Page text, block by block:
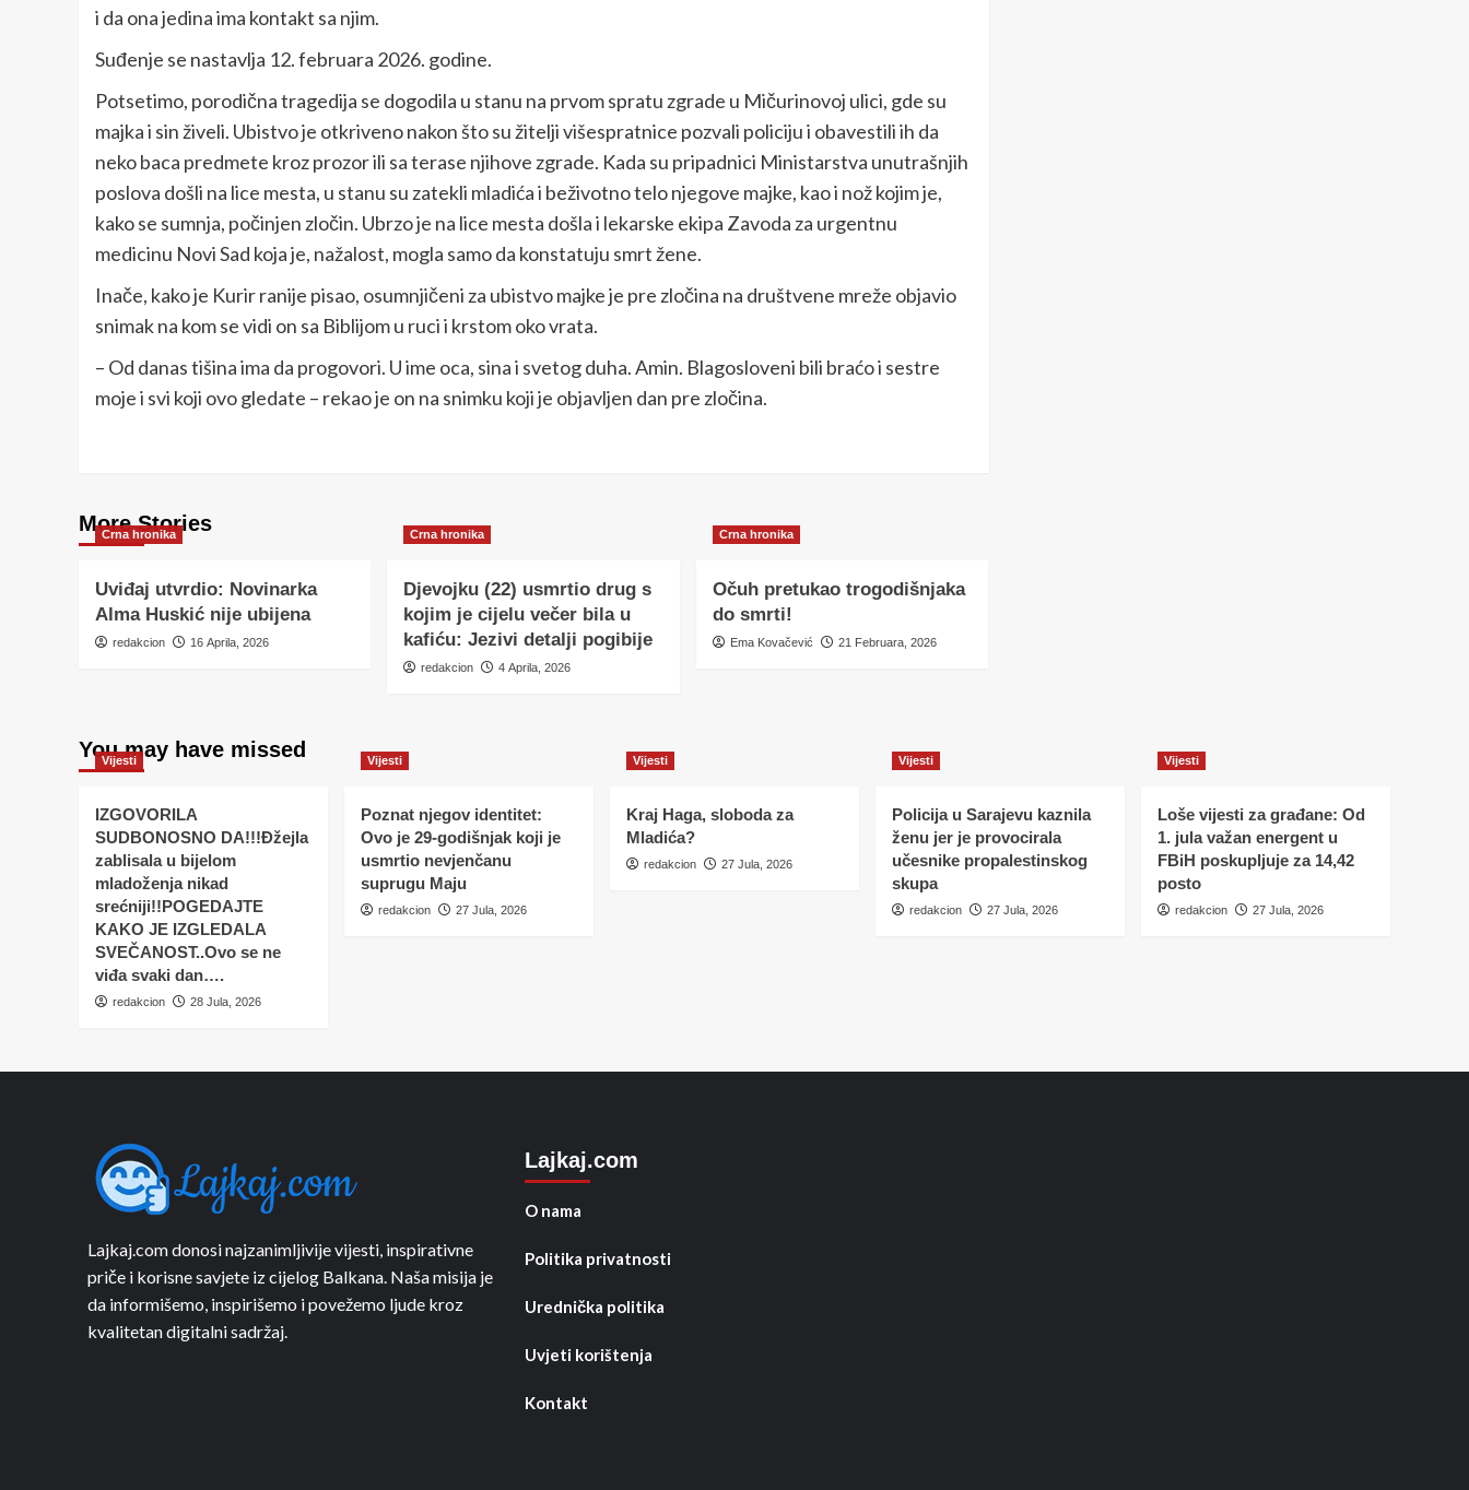
i da ona jedina ima kontakt sa njim.
Suđenje se nastavlja 12. februara 2026. godine.
Potsetimo, porodična tragedija se dogodila u stanu na prvom spratu zgrade u Mičurinovoj ulici, gde su
majka i sin živeli. Ubistvo je otkriveno nakon što su žitelji višespratnice pozvali policiju i obavestili ih da
neko baca predmete kroz prozor ili sa terase njihove zgrade. Kada su pripadnici Ministarstva unutrašnjih
poslova došli na lice mesta, u stanu su zatekli mladića i beživotno telo njegove majke, kao i nož kojim je,
kako se sumnja, počinjen zločin. Ubrzo je na lice mesta došla i lekarske ekipa Zavoda za urgentnu
medicinu Novi Sad koja je, nažalost, mogla samo da konstatuju smrt žene.
Inače, kako je Kurir ranije pisao, osumnjičeni za ubistvo majke je pre zločina na društvene mreže objavio
snimak na kom se vidi on sa Biblijom u ruci i krstom oko vrata.
– Od danas tišina ima da progovori. U ime oca, sina i svetog duha. Amin. Blagosloveni bili braćo i sestre
moje i svi koji ovo gledate – rekao je on na snimku koji je objavljen dan pre zločina.
More Stories
Crna hronika
Uviđaj utvrdio: Novinarka
Alma Huskić nije ubijena
redakcion 16 Aprila, 2026
Crna hronika
Djevojku (22) usmrtio drug s
kojim je cijelu večer bila u
kafiću: Jezivi detalji pogibije
redakcion 4 Aprila, 2026
Crna hronika
Očuh pretukao trogodišnjaka
do smrti!
Ema Kovačević 21 Februara, 2026
You may have missed
Vijesti
IZGOVORILA
SUDBONOSNO DA!!!Đžejla
zablisala u bijelom
mladoženja nikad
srećniji!!POGEDAJTE
KAKO JE IZGLEDALA
SVEČANOST..Ovo se ne
viđa svaki dan….
redakcion 28 Jula, 2026
Vijesti
Poznat njegov identitet:
Ovo je 29-godišnjak koji je
usmrtio nevjenčanu
suprugu Maju
redakcion 27 Jula, 2026
Vijesti
Kraj Haga, sloboda za
Mladića?
redakcion 27 Jula, 2026
Vijesti
Policija u Sarajevu kaznila
ženu jer je provocirala
učesnike propalestinskog
skupa
redakcion 27 Jula, 2026
Vijesti
Loše vijesti za građane: Od
1. jula važan energent u
FBiH poskupljuje za 14,42
posto
redakcion 27 Jula, 2026
Lajkaj.com donosi najzanimljivije vijesti, inspirativne
priče i korisne savjete iz cijelog Balkana. Naša misija je
da informišemo, inspirišemo i povežemo ljude kroz
kvalitetan digitalni sadržaj.
Lajkaj.com
O nama
Politika privatnosti
Urednička politika
Uvjeti korištenja
Kontakt